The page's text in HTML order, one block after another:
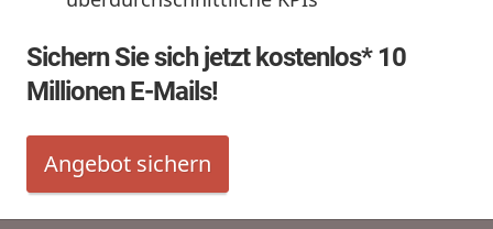
Sichern Sie sich jetzt kostenlos* 10
Millionen E-Mails!
Angebot sichern